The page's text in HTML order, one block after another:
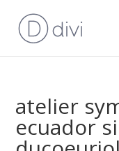
atelier
ecuador